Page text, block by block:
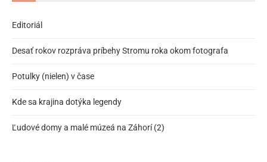
Editoriál
Desať rokov rozpráva príbehy Stromu roka okom fotografa
Potulky (nielen) v čase
Kde sa krajina dotýka legendy
Ľudové domy a malé múzeá na Záhorí (2)